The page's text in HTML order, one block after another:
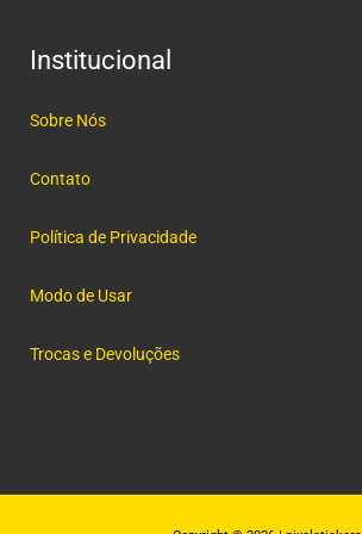
Institucional
Sobre Nós
Contato
Política de Privacidade
Modo de Usar
Trocas e Devoluções